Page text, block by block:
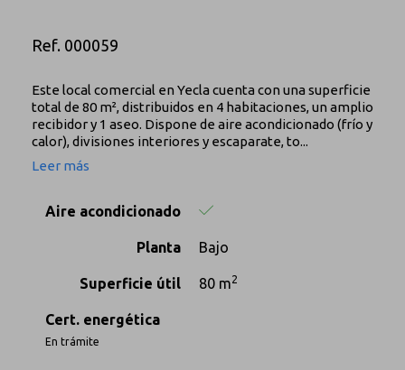
Ref. 000059
Este local comercial en Yecla cuenta con una superficie
total de 80 m², distribuidos en 4 habitaciones, un amplio
recibidor y 1 aseo. Dispone de aire acondicionado (frío y
calor), divisiones interiores y escaparate, to...
Leer más
Aire acondicionado
Planta Bajo
Superficie útil 80 m2
Cert. energética
En trámite